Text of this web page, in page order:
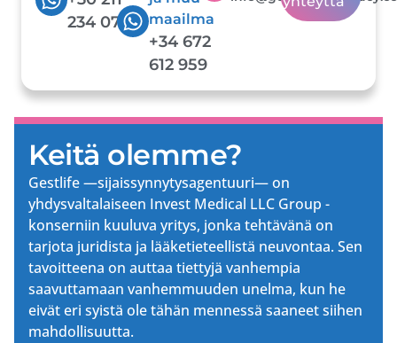
234 0748 maailma
+34 672
612 959
Keitä olemme?
Gestlife —sijaissynnytysagentuuri— on
yhdysvaltalaiseen Invest Medical LLC Group -
konserniin kuuluva yritys, jonka tehtävänä on
tarjota juridista ja lääketieteellistä neuvontaa. Sen
tavoitteena on auttaa tiettyjä vanhempia
saavuttamaan vanhemmuuden unelma, kun he
eivät eri syistä ole tähän mennessä saaneet siihen
mahdollisuutta.